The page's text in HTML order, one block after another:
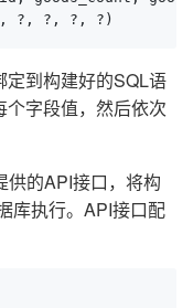
?, ?, ?, ?)
定到构建好的SQL语
个字段值，然后依次
供的API接口，将构
库执行。API接口配